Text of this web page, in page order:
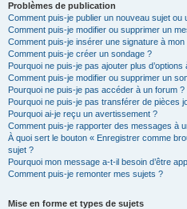
Problèmes de publication
Comment puis-je publier un nouveau sujet ou
Comment puis-je modifier ou supprimer un
Comment puis-je insérer une signature à
Comment puis-je créer un sondage ?
Pourquoi ne puis-je pas ajouter plus d’options
Comment puis-je modifier ou supprimer un
Pourquoi ne puis-je pas accéder à un forum ?
Pourquoi ne puis-je pas transférer de pièces
Pourquoi ai-je reçu un avertissement ?
Comment puis-je rapporter des messages à
À quoi sert le bouton « Enregistrer comme
sujet ?
Pourquoi mon message a-t-il besoin d’être
Comment puis-je remonter mes sujets ?
Mise en forme et types de sujets